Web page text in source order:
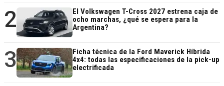
2
El Volkswagen T-Cross 2027 estrena caja de
ocho marchas, ¿qué se espera para la
Argentina?
3
Ficha técnica de la Ford Maverick Híbrida
4x4: todas las especificaciones de la pick-up
electrificada